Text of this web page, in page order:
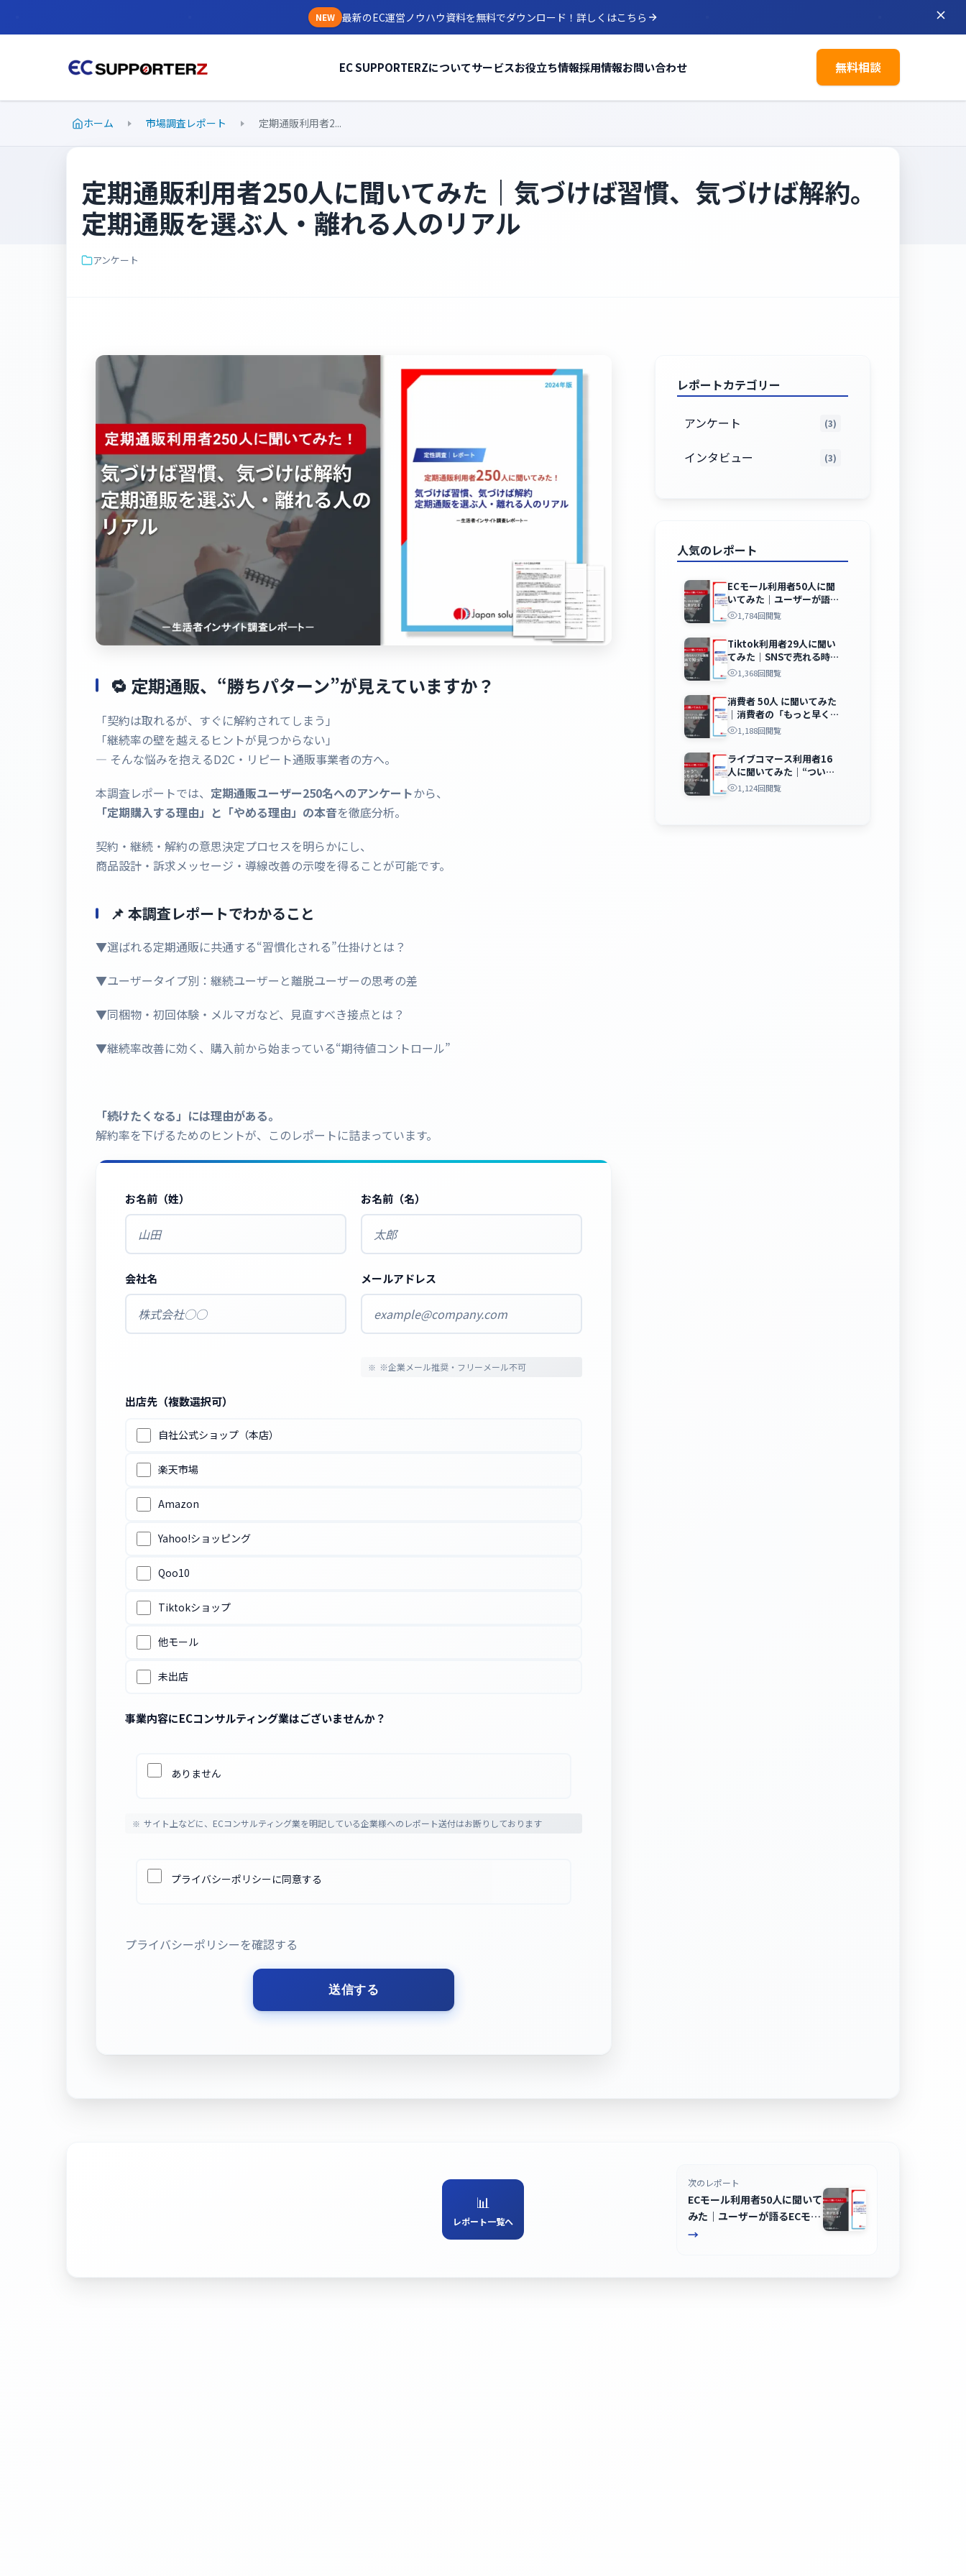
NEW 最新のEC運営ノウハウ資料を無料でダウンロード！ 詳しくはこちら
EC SUPPORTERZについてサービスお役立ち情報採用情報お問い合わせ 無料相談
ホーム 市場調査レポート 定期通販利用者2...
定期通販利用者250人に聞いてみた｜気づけば習慣、気づけば解約。
定期通販を選ぶ人・離れる人のリアル
アンケート
🔁 定期通販、“勝ちパターン”が見えていますか？
「契約は取れるが、すぐに解約されてしまう」
「継続率の壁を越えるヒントが見つからない」
― そんな悩みを抱えるD2C・リピート通販事業者の方へ。
本調査レポートでは、 定期通販ユーザー250名へのアンケートから、
「定期購入する理由」と「やめる理由」の本音を徹底分析。
契約・継続・解約の意思決定プロセスを明らかにし、
商品設計・訴求メッセージ・導線改善の示唆を得ることが可能です。
📌 本調査レポートでわかること
▼選ばれる定期通販に共通する“習慣化される”仕掛けとは？
▼ユーザータイプ別：継続ユーザーと離脱ユーザーの思考の差
▼同梱物・初回体験・メルマガなど、見直すべき接点とは？
▼継続率改善に効く、購入前から始まっている“期待値コントロール”
「続けたくなる」には理由がある。
解約率を下げるためのヒントが、このレポートに詰まっています。
お名前（姓） お名前（名）
会社名 メールアドレス
※企業メール推奨・フリーメール不可
出店先（複数選択可）
自社公式ショップ（本店）
楽天市場
Amazon
Yahoo!ショッピング
Qoo10
Tiktokショップ
他モール
未出店
事業内容にECコンサルティング業はございませんか？
ありません
サイト上などに、ECコンサルティング業を明記している企業様へのレポート送付はお断りしております
プライバシーポリシーに同意する
プライバシーポリシーを確認する
レポートカテゴリー
アンケート (3)
インタビュー (3)
人気のレポート
ECモール利用者50人に聞
いてみた｜ユーザーが語る
ECモール…
1,784回閲覧
Tiktok利用者29人に聞い
てみた｜SNSで売れる時代
のリ…
1,368回閲覧
消費者 50人 に聞いてみた
｜消費者の「もっと早く知
りたかっ…
1,188回閲覧
ライブコマース利用者16
人に聞いてみた｜“つい見
ちゃう”と“…
1,124回閲覧
📊
レポート一覧へ
次のレポート
ECモール利用者50人に聞いて
みた｜ユーザーが語るECモー
ルの“買い分け行動” モール戦
→